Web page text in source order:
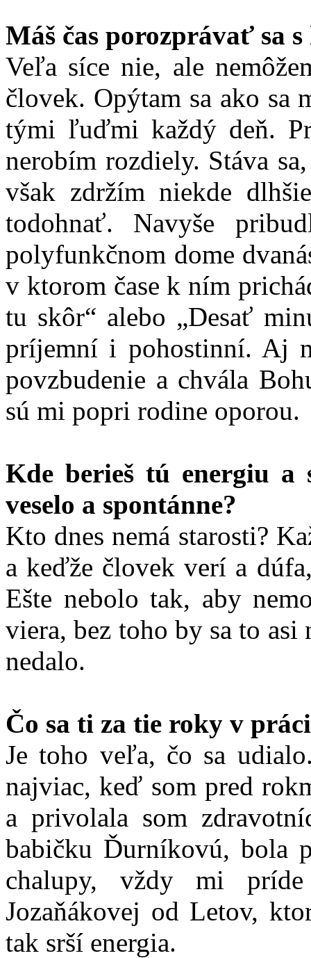
Máš čas porozprávať sa
Veľa síce nie, ale
človek. Opýtam sa ako sa
tými ľuďmi každý deň.
nerobím rozdiely. Stáva
však zdržím niekde
todohnať. Navyše
polyfunkčnom dome
v ktorom čase k ním
tu skôr“ alebo „Desať
príjemní i pohostinní. Aj
povzbudenie a chvála
sú mi popri rodine oporou.
Kde berieš tú energiu a
veselo a spontánne?
Kto dnes nemá starosti?
a keďže človek verí a
Ešte nebolo tak, aby
viera, bez toho by sa to
nedalo.
Čo sa ti za tie roky v
Je toho veľa, čo sa
najviac, keď som pred
a privolala som
babičku Ďurníkovú, bola
chalupy, vždy mi
Jozaňákovej od Letov,
tak srší energia.